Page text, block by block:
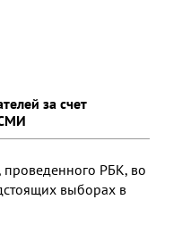
за счет
РБК, во
выборах в